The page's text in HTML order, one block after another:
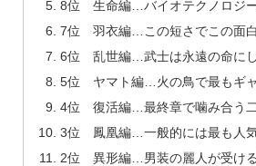
8位 生命編…バイオテクノロジ
7位 羽衣編…この短さでこの面白
6位 乱世編…武士は永遠の命に
5位 ヤマト編…火の鳥で最もギ
4位 復活編…最終章で噛み合う
3位 鳳凰編…一般的には最も人
2位 異形編…男装の麗人が受け